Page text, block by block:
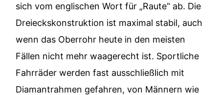
sich vom englischen Wort für „Raute“ ab. Die
Dreieckskonstruktion ist maximal stabil, auch
wenn das Oberrohr heute in den meisten
Fällen nicht mehr waagerecht ist. Sportliche
Fahrräder werden fast ausschließlich mit
Diamantrahmen gefahren, von Männern wie